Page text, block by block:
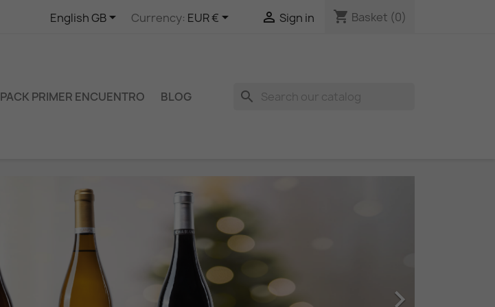
English GB Currency: EUR €  Sign in shopping_cart Basket (0)
search
PACK PRIMER ENCUENTRO BLOG
